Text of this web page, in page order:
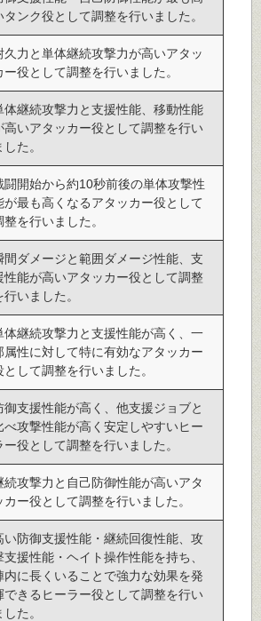
タンク役として調整を行いました。
久力と単体継続攻撃力が高いアタッ
ー役として調整を行いました。
体継続攻撃力と支援性能、移動性能
高いアタッカー役として調整を行い
した。
闘開始から約10秒前後の単体攻撃性
が最も高くなるアタッカー役として
整を行いました。
間ダメージと範囲ダメージ性能、支
性能が高いアタッカー役として調整
行いました。
体継続攻撃力と支援性能が高く、一
属性に対して特に有効なアタッカー
として調整を行いました。
御支援性能が高く、他支援ジョブと
べ攻撃性能が高く安定しやすいヒー
ー役として調整を行いました。
続攻撃力と自己防御性能が高いアタ
カー役として調整を行いました。
い防御支援性能・継続回復性能、攻
支援性能・ヘイト操作性能を持ち、
内に長くいることで強力な効果を発
できるヒーラー役として調整を行い
した。